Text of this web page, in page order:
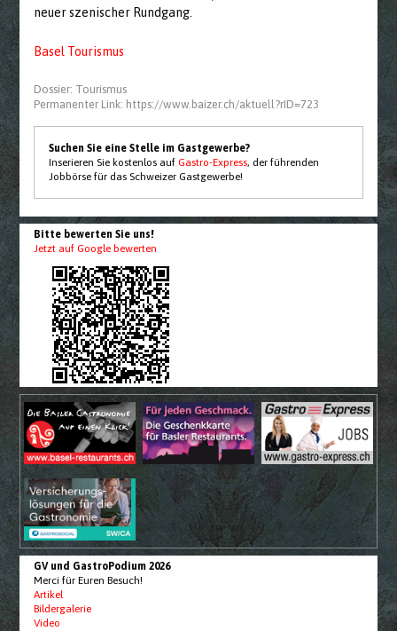
neuer szenischer Rundgang.
Basel Tourismus
Dossier: Tourismus
Permanenter Link: https://www.baizer.ch/aktuell?rID=723
Suchen Sie eine Stelle im Gastgewerbe?
Inserieren Sie kostenlos aufGastro-Express, der führenden
Jobbörse für das Schweizer Gastgewerbe!
Bitte bewerten Sie uns!
Jetzt auf Google bewerten
GV und GastroPodium 2026
Merci für Euren Besuch!
Artikel
Bildergalerie
Video